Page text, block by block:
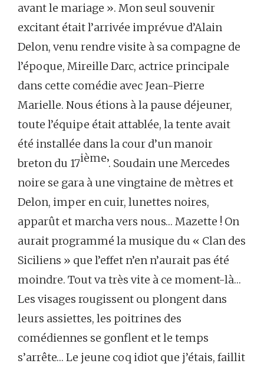
avant le mariage ». Mon seul souvenir
excitant était l’arrivée imprévue d’Alain
Delon, venu rendre visite à sa compagne de
l’époque, Mireille Darc, actrice principale
dans cette comédie avec Jean-Pierre
Marielle. Nous étions à la pause déjeuner,
toute l’équipe était attablée, la tente avait
été installée dans la cour d’un manoir
breton du 17ième’. Soudain une Mercedes
noire se gara à une vingtaine de mètres et
Delon, imper en cuir, lunettes noires,
apparût et marcha vers nous… Mazette ! On
aurait programmé la musique du « Clan des
Siciliens » que l’effet n’en n’aurait pas été
moindre. Tout va très vite à ce moment-là…
Les visages rougissent ou plongent dans
leurs assiettes, les poitrines des
comédiennes se gonflent et le temps
s’arrête… Le jeune coq idiot que j’étais, faillit